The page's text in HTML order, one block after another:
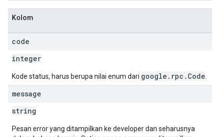
Kolom
code
integer
Kode status, harus berupa nilai enum dari google.rpc.Code
message
string
Pesan error yang ditampilkan ke developer dan seharusnya